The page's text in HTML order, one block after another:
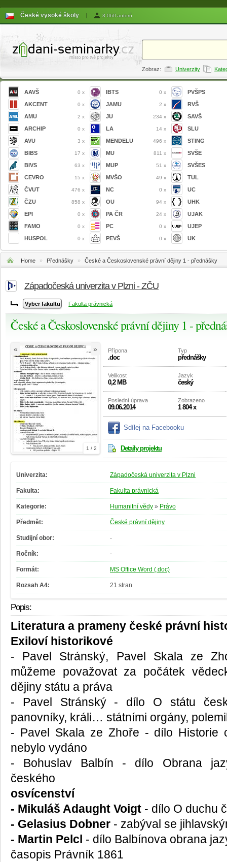
České vysoké školy | 3 060 autorů
Zobraz: Univerzity
AAVŠ 0 x
AKCENT 0 x
AMU 2 x
ARCHIP 0 x
AVU 3 x
BIBS 17 x
BIVS 63 x
CEVRO 15 x
ČVUT 476 x
ČZU 858 x
EPI 0 x
FAMO 0 x
HUSPOL 0 x
IBTS 0 x
JAMU 2 x
JU 234 x
LA 14 x
MENDELU 496 x
MU 811 x
MUP 51 x
MVŠO 49 x
NC 0 x
OU 94 x
PA ČR 24 x
PC 0 x
PEVŠ 0 x
PVŠPS
RVŠ
SAVŠ
SLU
STING
SVŠE
SVŠES
TUL
UC
UHK
UJAK
UJEP
UK
Home » Přednášky » České a Československé právní dějiny 1 - přednášky
Západočeská univerzita v Plzni - ZČU
Fakulta právnická
České a Československé právní dějiny 1 -
1 / 2
« » Přípona
.doc
Typ
přednášky
Velikost
0,2 MB
Jazyk
český
Poslední úprava
09.06.2014
Zobrazeno
1 804 x
Sdílej na Facebooku
Detaily projektu
Univerzita: Západočeská univerzita v Plzni
Fakulta: Fakulta právnická
Kategorie: Humanitní vědy » Právo
Předmět: České právní dějiny
Studijní obor: -
Ročník: -
Formát: MS Office Word (.doc)
Rozsah A4: 21 stran
Popis:
Literatura a prameny české právní
Exiloví historikové
- Pavel Stránský, Pavel Skala ze
můžeme považovat za počátek
dějiny státu a práva
- Pavel Stránský - dílo O státu
panovníky, králi… státními orgány,
- Pavel Skala ze Zhoře - dílo Historie
nebylo vydáno
- Bohuslav Balbín - dílo Obrana
českého
osvícenství
- Mikuláš Adaught Voigt - dílo O duchu
- Gelasius Dobner - zabýval se
- Martin Pelcl - dílo Balbínova obrana
časopis Právník 1861